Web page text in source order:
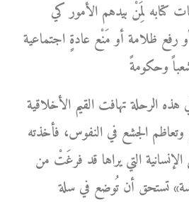
كتابه لِمَنْ بيدهم الأمور كي
رفع ظلامة أو مَنْع عادةٍ اجتماعية
الرحلة تهافت القيم الأخلاقية
الجشع في النفوس، فأخذته
التي يراها قد فرغَتْ من
تستحق أن تُوضع في سلة